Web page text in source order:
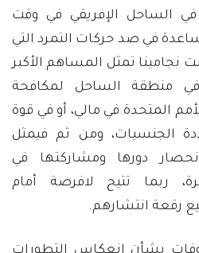
في الساحل الإفريقي في وقت
في صد حركات التمرد التي
نجامينا تمثل المساهم الأكبر
منطقة الساحل لمكافحة
المتحدة في مالي، أو في قوة
الجنسيات، ومن ثم فيمثل
دورها ومشاركتها في
ربما تتيح لافرصة أمام
رقعة انتشارهم.